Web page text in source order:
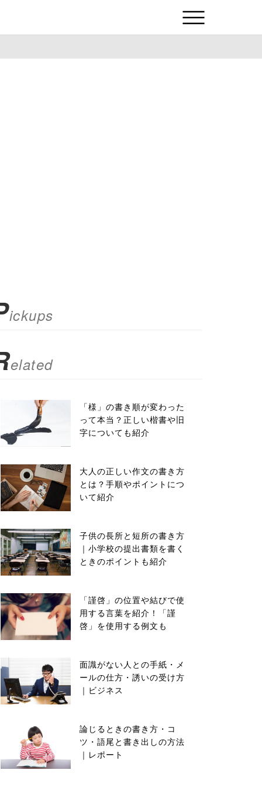
ickups
elated
「様」の書き順が変わった
って本当？正しい楷書や旧
字についても紹介
大人の正しい作文の書き方
とは？手順やポイントにつ
いて紹介
子供の長所と短所の書き方
｜小学校の提出書類を書く
ときのポイントも紹介
「謹啓」の位置や結びで使
用する言葉を紹介！「謹
啓」を使用する例文も
面識がない人との手紙・メ
ールの仕方・誘いの受け方
｜ビジネス
論じるときの書き方・コ
ツ・語尾と書き出しの方法
｜レポート